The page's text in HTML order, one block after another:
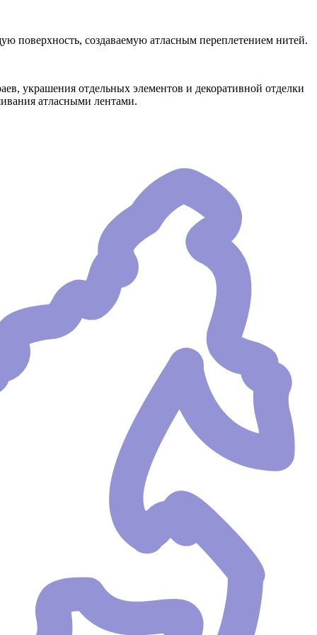
поверхность, создаваемую атласным переплетением нитей.
украшения отдельных элементов и декоративной отделки
атласными лентами.